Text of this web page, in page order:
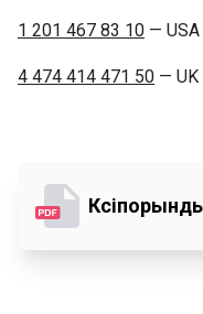
1 201 467 83 10 — USA
4 474 414 471 50 — UK